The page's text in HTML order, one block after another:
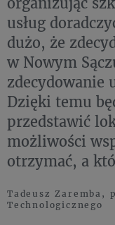
usług
dużo, że
w Nowym
zdecydowanie
Dzięki temu
przedstawić
możliwości
otrzymać, a
Tadeusz Zaremba,
Technologicznego